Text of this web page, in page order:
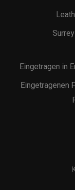
Eingetragen in
Eingetragenen